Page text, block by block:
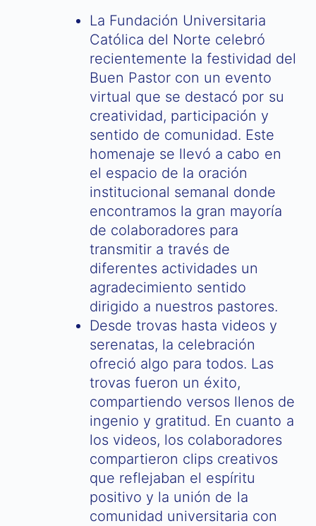
La Fundación Universitaria
Católica del Norte celebró
recientemente la festividad del
Buen Pastor con un evento
virtual que se destacó por su
creatividad, participación y
sentido de comunidad. Este
homenaje se llevó a cabo en
el espacio de la oración
institucional semanal donde
encontramos la gran mayoría
de colaboradores para
transmitir a través de
diferentes actividades un
agradecimiento sentido
dirigido a nuestros pastores.
Desde trovas hasta videos y
serenatas, la celebración
ofreció algo para todos. Las
trovas fueron un éxito,
compartiendo versos llenos de
ingenio y gratitud. En cuanto a
los videos, los colaboradores
compartieron clips creativos
que reflejaban el espíritu
positivo y la unión de la
comunidad universitaria con